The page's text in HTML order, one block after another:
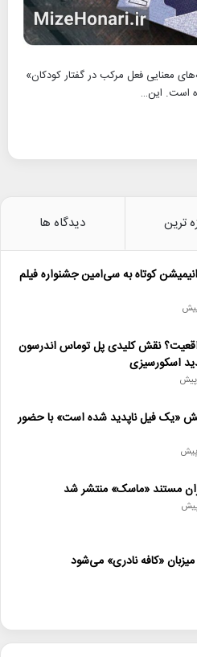
معنایی فعل مرکب در گفتار کودکان»
است. این…
ترین دیدگاه ها
راهیابی ۲ انیمیشن کوتاه به سی‌امین جشنواره فیلم
نقش کلیدی پل توماس اندرسون
اسکورسیزی
«یک فیل ناپدید شده است» با حضور
مستند «ماسک» منتشر شد
میزبان «کافه نادری» می‌شود